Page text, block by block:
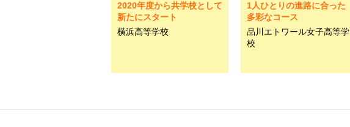
2020年度から共学校として
新たにスタート
横浜高等学校
1人ひとりの進路に合った
多彩なコース
品川エトワール女子高等学
校